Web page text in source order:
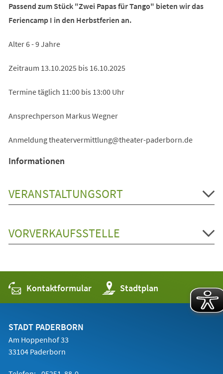
Passend zum Stück "Zwei Papas für Tango" bieten wir das
Feriencamp I in den Herbstferien an.
Alter 6 - 9 Jahre
Zeitraum 13.10.2025 bis 16.10.2025
Termine täglich 11:00 bis 13:00 Uhr
Ansprechperson Markus Wegner
Anmeldungtheatervermittlung theater-paderborn de
Informationen
VERANSTALTUNGSORT
VORVERKAUFSSTELLE
Kontaktformular Stadtplan
(Öffnet
in
einem
STADT PADERBORN
Am Hoppenhof 33
33104 Paderborn